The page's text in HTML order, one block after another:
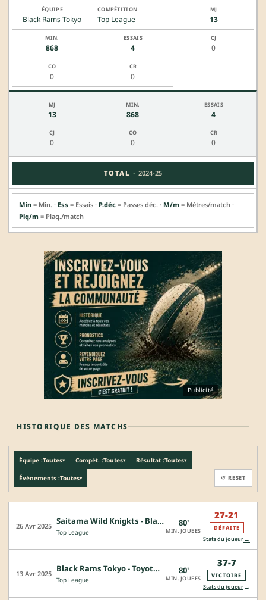
Black Rams Tokyo Top League 13
868 4 0
0 0
13 868 4
0 0 0
TOTAL · 2024-25
Min = Min. · Ess = Essais · P.déc = Passes déc. · M/m = Mètres/match ·
Plq/m = Plaq./match
Publicité
HISTORIQUE DES MATCHS
Équipe :Toutes▾ Compét. :Toutes▾ Résultat :Toutes▾
Événements :Toutes▾ ↺ RESET
26 Avr 2025 Saitama Wild Knigkts - Black Rams Tokyo
Top League
80'
MIN. JOUEES
27-21
DÉFAITE
Stats du joueur→
13 Avr 2025 Black Rams Tokyo - Toyota Verblitz
Top League
80'
MIN. JOUEES
37-7
VICTOIRE
Stats du joueur→